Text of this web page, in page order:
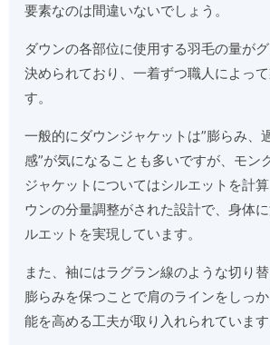
要素なのは間違いないでしょう。
ダウンの各部位に使用する羽毛の量が
決められており、一着ずつ職人によっ
す。
一般的にダウンジャケットは”膨らみ、
感”が気になることも多いですが、モン
ジャケットについてはシルエットを計
ウンの分量調整がされた設計で、身体
ルエットを実現しています。
また、袖にはラグラン線のような切り
膨らみを保つことで肩のラインをしっ
能を高める工夫が取り入れられています